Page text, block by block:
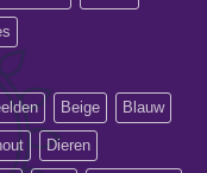
Beige Blauw
Dieren